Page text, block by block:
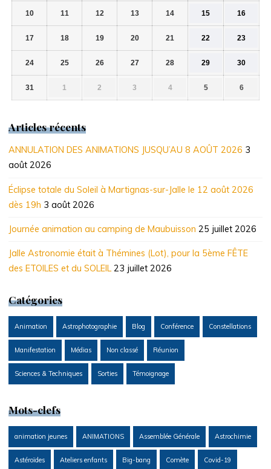
2026
2026
2026
2026
2026
2026
10
août
11
août
12
août
13
août
14
août
15
août
16
août
17
août
18
août
19
août
20
août
21
août
22
août
23
août
24
août
25
août
26
août
27
août
28
août
29
août
30
août
31
août
1
septembre
2
septembre
3
septembre
4
septembre
5
septembre
6
Articles récents
ANNULATION DES ANIMATIONS JUSQU’AU 8 AOÛT 2026 3
août 2026
Éclipse totale du Soleil à Martignas-sur-Jalle le 12 août 2026
dès 19h 3 août 2026
Journée animation au camping de Maubuisson 25 juillet 2026
Jalle Astronomie était à Thémines (Lot), pour la 5ème FÊTE
des ETOILES et du SOLEIL 23 juillet 2026
Catégories
Animation Astrophotographie Blog Conférence Constellations
Manifestation Médias Non classé Réunion
Sciences & Techniques Sorties Témoignage
Mots-clefs
animation jeunes ANIMATIONS Assemblée Générale Astrochimie
Astéroïdes Ateliers enfants Big-bang Comète Covid-19